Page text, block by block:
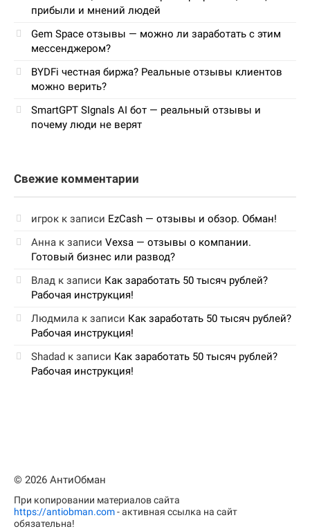
прибыли и мнений людей
Gem Space отзывы — можно ли заработать с этим
мессенджером?
BYDFi честная биржа? Реальные отзывы клиентов
можно верить?
SmartGPT SIgnals AI бот — реальный отзывы и
почему люди не верят
Свежие комментарии
игрок к записи EzCash — отзывы и обзор. Обман!
Анна к записи Vexsa — отзывы о компании.
Готовый бизнес или развод?
Влад к записи Как заработать 50 тысяч рублей?
Рабочая инструкция!
Людмила к записи Как заработать 50 тысяч рублей?
Рабочая инструкция!
Shadad к записи Как заработать 50 тысяч рублей?
Рабочая инструкция!
© 2026 АнтиОбман
При копировании материалов сайта
https://antiobman.com- активная ссылка на сайт
обязательна!